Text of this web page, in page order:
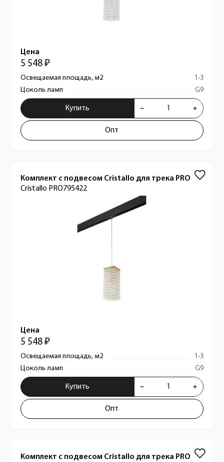
Цена
5 548 ₽
Освещаемая площадь, м2
1-3
Цоколь ламп
G9
Купить
Опт
Комплект с подвесом Cristallo для трека PRO
Cristallo PRO795422
Цена
5 548 ₽
Освещаемая площадь, м2
1-3
Цоколь ламп
G9
Купить
Опт
Комплект с подвесом Cristallo для трека PRO